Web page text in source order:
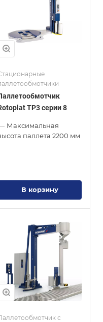
TP3 серии 8
Максимальная
паллета 2200 мм
В корзину
с